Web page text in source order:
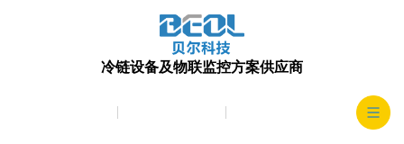
冷链设备及物联监控方案供应商